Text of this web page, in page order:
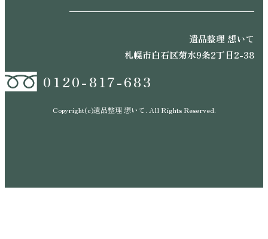
遺品整理 想いて
札幌市白石区菊水9条2丁目2-38
0120-817-683
Copyright(c)遺品整理 想いて. All Rights Reserved.